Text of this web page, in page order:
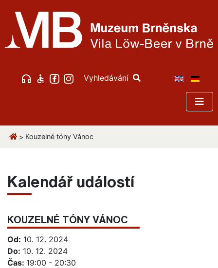
Vyhledávání
> Kouzelné tóny Vánoc
Kalendář událostí
KOUZELNÉ TÓNY VÁNOC
Od: 10. 12. 2024
Do: 10. 12. 2024
Čas: 19:00 - 20:30